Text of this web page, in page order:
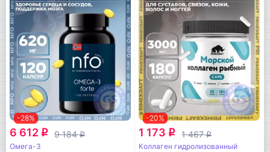
-28%
6 612 q 9 184q
Омега-3
-20%
1 173 q 1 467q
Коллаген гидролизованный